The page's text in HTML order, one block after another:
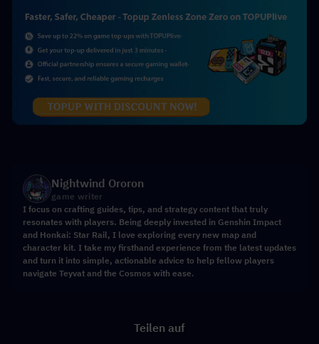
Nightwind Ororon
game writer
I focus on crafting guides, tips, and strategy content that truly
resonates with players. Being deeply invested in Genshin Impact
and Honkai: Star Rail, I love exploring every new map and
character kit. I take my firsthand experience from the latest updates
and turn it into simple, actionable advice to help fellow players
navigate Teyvat and the Cosmos with ease.
Teilen auf